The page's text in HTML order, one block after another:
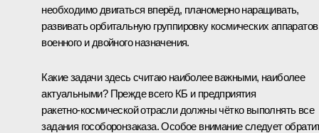
необходимо двигаться вперёд, планомерно наращивать,
развивать орбитальную группировку космических аппаратов
военного и двойного назначения.
Какие задачи здесь считаю наиболее важными, наиболее
актуальными? Прежде всего КБ и предприятия
ракетно‑космической отрасли должны чётко выполнять все
задания гособоронзаказа. Особое внимание следует